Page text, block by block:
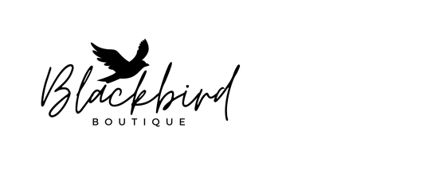
Blackbird Boutique